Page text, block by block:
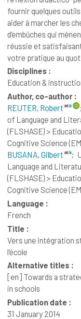
fournir quelques
aider à marcher les
d’embûches qui
réussie et
votre pratique au
Disciplines :
Education &
Author, co-author :
REUTER, Robert
;
of Language and
(FLSHASE) >
Cognitive Science
BUSANA, Gilbert
;
Language and
(FLSHASE) >
Cognitive Science
Language :
French
Title :
Vers une intégration
l’école
Alternative titles :
[en] Towards a
in schools
Publication date :
31 January 2014